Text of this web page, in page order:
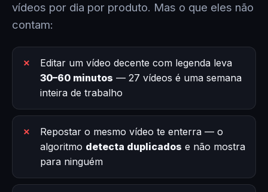
vídeos por dia por produto. Mas o que eles não
contam:
Editar um vídeo decente com legenda leva
30–60 minutos — 27 vídeos é uma semana
inteira de trabalho
Repostar o mesmo vídeo te enterra — o
algoritmo detecta duplicados e não mostra
para ninguém